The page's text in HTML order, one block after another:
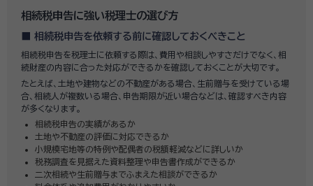
相続税申告に強い税理士の選び方
相続税申告を依頼する前に確認しておくべきこと
相続税申告を税理士に依頼する際は、費用や相談しやすさだけでなく、相
続財産の内容に合った対応ができるかを確認しておくことが大切です。
たとえば、土地や建物などの不動産がある場合、生前贈与を受けている場
合、相続人が複数いる場合、申告期限が近い場合などは、確認すべき内容
が多くなります。
相続税申告の実績があるか
土地や不動産の評価に対応できるか
小規模宅地等の特例や配偶者の税額軽減などに詳しいか
税務調査を見据えた資料整理や申告書作成ができるか
二次相続や生前贈与までふまえた相談ができるか